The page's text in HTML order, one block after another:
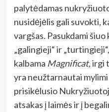
palytėdamas
nusidėjėlis gali suvokti,
vargšas. Pasukdami šiuo
„galingieji“ ir
kalbama Magnificat, irgi
yra neužtarnautai
prisikėlusio
atsakas į laimės ir į